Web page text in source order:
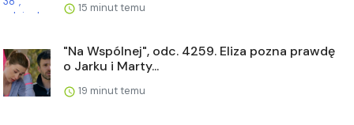
15 minut temu
"Na Wspólnej", odc. 4259. Eliza pozna prawdę
o Jarku i Marty...
19 minut temu